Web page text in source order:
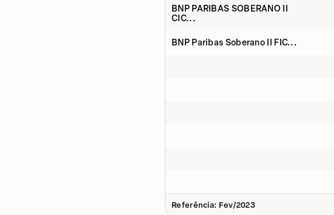
BNP PARIBAS SOBERANO II
CIC...
BNP Paribas Soberano II FIC...
Referência: Fev/2023